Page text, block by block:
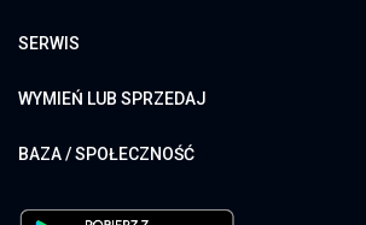
SERWIS
WYMIEŃ LUB SPRZEDAJ
BAZA / SPOŁECZNOŚĆ